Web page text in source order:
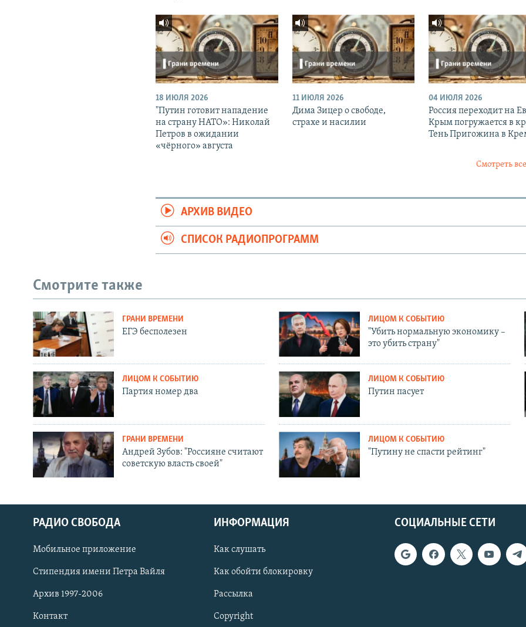
СОЦИАЛЬНЫЕ СЕТИ
18 ИЮЛЯ 2026
"Путин готовит нападение
на страну НАТО»: Николай
Петров в ожидании
«чёрного» августа
11 ИЮЛЯ 2026
Дима Зицер о свободе,
страхе и насилии
04 ИЮЛЯ 2026
Россия переходит на
Крым погружается в
Тень Пригожина в
Смотреть
АРХИВ ВИДЕО
СПИСОК РАДИОПРОГРАММ
Смотрите также
ГРАНИ ВРЕМЕНИ
ЕГЭ бесполезен
ЛИЦОМ К СОБЫТИЮ
"Убить нормальную экономику –
это убить страну"
ЛИЦОМ К СОБЫТИЮ
Партия номер два
ЛИЦОМ К СОБЫТИЮ
Путин пасует
ГРАНИ ВРЕМЕНИ
Андрей Зубов: "Россияне считают
советскую власть своей"
ЛИЦОМ К СОБЫТИЮ
"Путину не спасти рейтинг"
СОЦИАЛЬНЫЕ СЕТИ
РАДИО СВОБОДА
Мобильное приложение
Стипендия имени Петра Вайля
Архив 1997-2006
Контакт
ИНФОРМАЦИЯ
Как слушать
Как обойти блокировку
Рассылка
Copyright